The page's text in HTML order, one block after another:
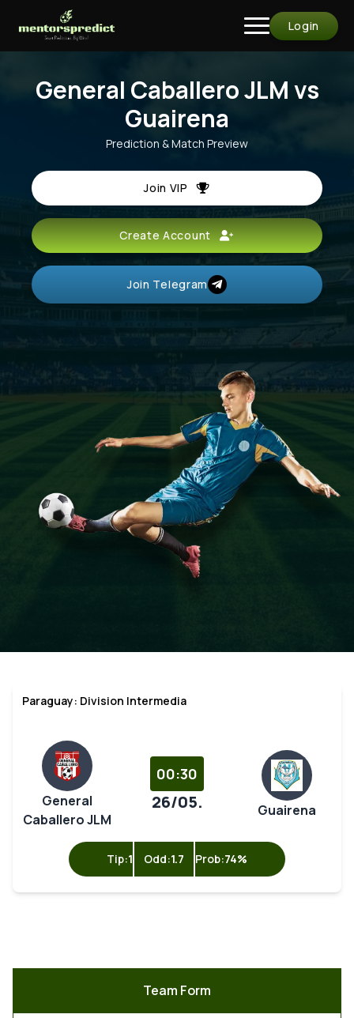
Login
General Caballero JLM vs
Guairena
Prediction & Match Preview
Join VIP
Create Account
Join Telegram
Paraguay: Division Intermedia
General
Caballero JLM
00:30
26/05. Guairena
Tip:1 Odd:1.7 Prob:74%
Team Form